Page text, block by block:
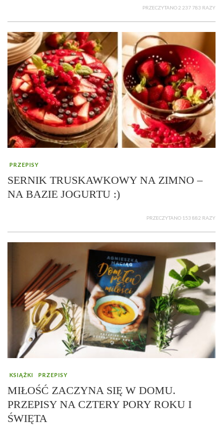
PRZECZYTANO 2 237 783 RAZY
PRZEPISY
SERNIK TRUSKAWKOWY NA ZIMNO –
NA BAZIE JOGURTU :)
PRZECZYTANO 153 882 RAZY
KSIĄŻKI PRZEPISY
MIŁOŚĆ ZACZYNA SIĘ W DOMU.
PRZEPISY NA CZTERY PORY ROKU I
ŚWIĘTA